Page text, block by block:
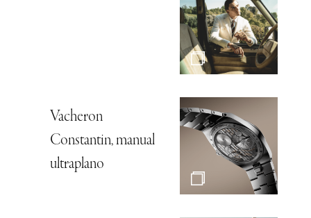
Vacheron
Constantin, manual
ultraplano